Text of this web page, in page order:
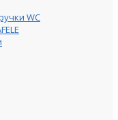
WC